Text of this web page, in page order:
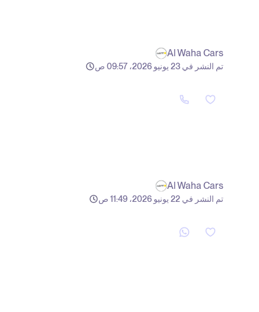
Al Waha Cars
تم النشر في 23 يونيو 2026، 09:57 ص
Al Waha Cars
تم النشر في 22 يونيو 2026، 11:49 ص